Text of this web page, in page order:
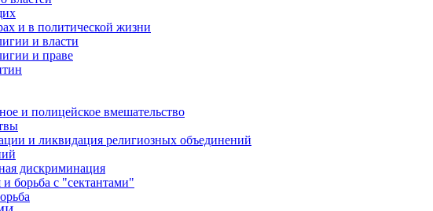
и в политической жизни
и власти
и праве
и полицейское вмешательство
и ликвидация религиозных объединений
дискриминация
борьба с "сектантами"